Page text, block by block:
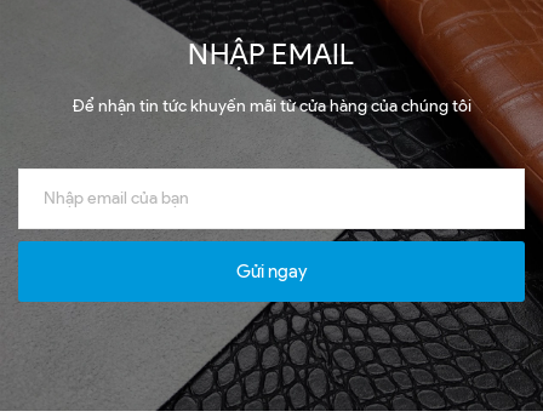
NHẬP EMAIL
Để nhận tin tức khuyến mãi từ cửa hàng của chúng tôi
Gửi ngay